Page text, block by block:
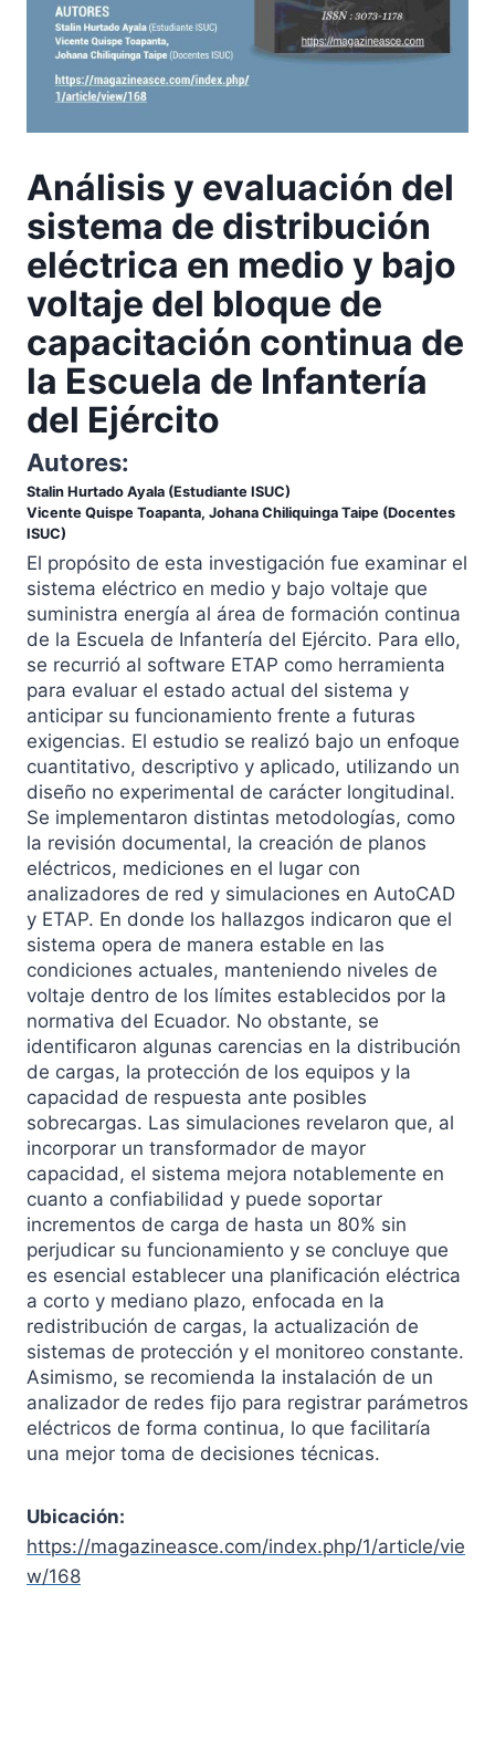
Análisis y evaluación del
sistema de distribución
eléctrica en medio y bajo
voltaje del bloque de
capacitación continua de
la Escuela de Infantería
del Ejército
Autores:
Stalin Hurtado Ayala (Estudiante ISUC)
Vicente Quispe Toapanta, Johana Chiliquinga Taipe (Docentes
ISUC)
El propósito de esta investigación fue examinar el
sistema eléctrico en medio y bajo voltaje que
suministra energía al área de formación continua
de la Escuela de Infantería del Ejército. Para ello,
se recurrió al software ETAP como herramienta
para evaluar el estado actual del sistema y
anticipar su funcionamiento frente a futuras
exigencias. El estudio se realizó bajo un enfoque
cuantitativo, descriptivo y aplicado, utilizando un
diseño no experimental de carácter longitudinal.
Se implementaron distintas metodologías, como
la revisión documental, la creación de planos
eléctricos, mediciones en el lugar con
analizadores de red y simulaciones en AutoCAD
y ETAP. En donde los hallazgos indicaron que el
sistema opera de manera estable en las
condiciones actuales, manteniendo niveles de
voltaje dentro de los límites establecidos por la
normativa del Ecuador. No obstante, se
identificaron algunas carencias en la distribución
de cargas, la protección de los equipos y la
capacidad de respuesta ante posibles
sobrecargas. Las simulaciones revelaron que, al
incorporar un transformador de mayor
capacidad, el sistema mejora notablemente en
cuanto a confiabilidad y puede soportar
incrementos de carga de hasta un 80% sin
perjudicar su funcionamiento y se concluye que
es esencial establecer una planificación eléctrica
a corto y mediano plazo, enfocada en la
redistribución de cargas, la actualización de
sistemas de protección y el monitoreo constante.
Asimismo, se recomienda la instalación de un
analizador de redes fijo para registrar parámetros
eléctricos de forma continua, lo que facilitaría
una mejor toma de decisiones técnicas.
Ubicación:
https://magazineasce.com/index.php/1/article/vie
w/168